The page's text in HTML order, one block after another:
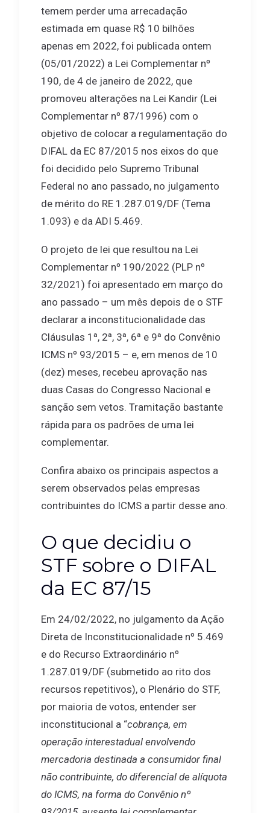
temem perder uma arrecadação
estimada em quase R$ 10 bilhões
apenas em 2022, foi publicada ontem
(05/01/2022) a Lei Complementar nº
190, de 4 de janeiro de 2022, que
promoveu alterações na Lei Kandir (Lei
Complementar nº 87/1996) com o
objetivo de colocar a regulamentação do
DIFAL da EC 87/2015 nos eixos do que
foi decidido pelo Supremo Tribunal
Federal no ano passado, no julgamento
de mérito do RE 1.287.019/DF (Tema
1.093) e da ADI 5.469.
O projeto de lei que resultou na Lei
Complementar nº 190/2022 (PLP nº
32/2021) foi apresentado em março do
ano passado – um mês depois de o STF
declarar a inconstitucionalidade das
Cláusulas 1ª, 2ª, 3ª, 6ª e 9ª do Convênio
ICMS nº 93/2015 – e, em menos de 10
(dez) meses, recebeu aprovação nas
duas Casas do Congresso Nacional e
sanção sem vetos. Tramitação bastante
rápida para os padrões de uma lei
complementar.
Confira abaixo os principais aspectos a
serem observados pelas empresas
contribuintes do ICMS a partir desse ano.
O que decidiu o
STF sobre o DIFAL
da EC 87/15
Em 24/02/2022, no julgamento da Ação
Direta de Inconstitucionalidade nº 5.469
e do Recurso Extraordinário nº
1.287.019/DF (submetido ao rito dos
recursos repetitivos), o Plenário do STF,
por maioria de votos, entender ser
inconstitucional a “cobrança, em
operação interestadual envolvendo
mercadoria destinada a consumidor final
não contribuinte, do diferencial de alíquota
do ICMS, na forma do Convênio nº